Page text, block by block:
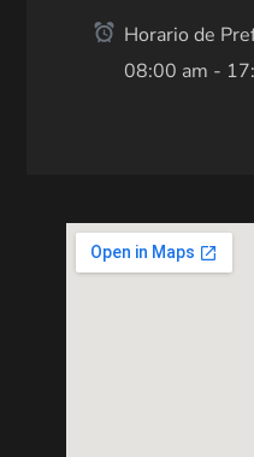
Horario de
08:00 am -